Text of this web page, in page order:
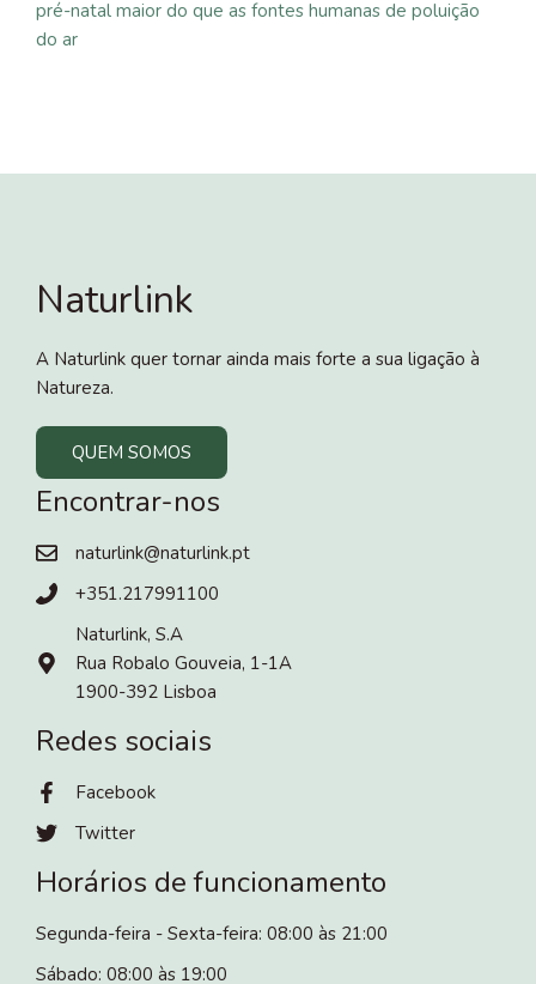
pré-natal maior do que as fontes humanas de poluição
do ar
Naturlink
A Naturlink quer tornar ainda mais forte a sua ligação à
Natureza.
QUEM SOMOS
Encontrar-nos
naturlink@naturlink.pt
+351.217991100
Naturlink, S.A
Rua Robalo Gouveia, 1-1A
1900-392 Lisboa
Redes sociais
Facebook
Twitter
Horários de funcionamento
Segunda-feira - Sexta-feira: 08:00 às 21:00
Sábado: 08:00 às 19:00